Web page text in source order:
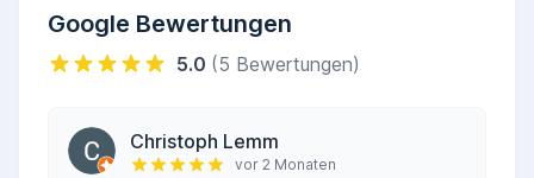
Google Bewertungen
5.0 (5 Bewertungen)
Christoph Lemm
vor 2 Monaten